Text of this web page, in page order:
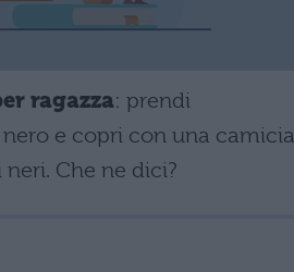
ragazza: prendi
e copri con una
Che ne dici?